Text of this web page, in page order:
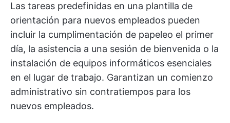
Las tareas predefinidas en una plantilla de
orientación para nuevos empleados pueden
incluir la cumplimentación de papeleo el primer
día, la asistencia a una sesión de bienvenida o la
instalación de equipos informáticos esenciales
en el lugar de trabajo. Garantizan un comienzo
administrativo sin contratiempos para los
nuevos empleados.